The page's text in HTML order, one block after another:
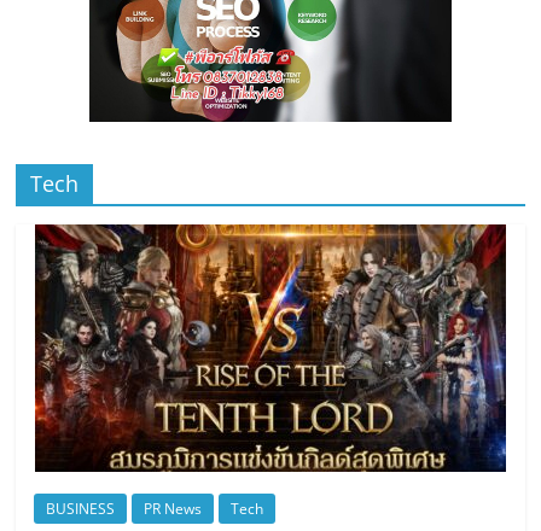
Tech
BUSINESS PR News Tech